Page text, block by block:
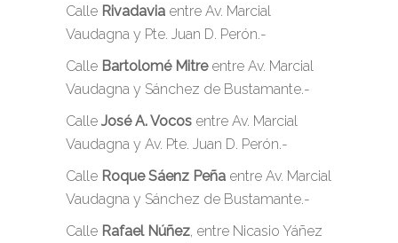
Calle Rivadavia entre Av. Marcial
Vaudagna y Pte. Juan D. Perón.-
Calle Bartolomé Mitreentre Av. Marcial
Vaudagna y Sánchez de Bustamante.-
Calle José A. Vocos entre Av. Marcial
Vaudagna y Av. Pte. Juan D. Perón.-
Calle Roque Sáenz Peña entre Av. Marcial
Vaudagna y Sánchez de Bustamante.-
Calle Rafael Núñez, entre Nicasio Yáñez